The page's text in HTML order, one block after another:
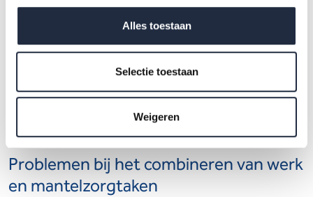
Alles toestaan
Selectie toestaan
Weigeren
gemiddeld ook meer tijd aan mantelzorg (8,2 uur per week)
dan werknemers die meer werken (7,5 uur per week).
Figuur 6. Aandeel mantelzorgers en gemiddeld aantal
verleende uren mantelzorg tussen medewerkers die meer
of minder dan 24 uur werken
Problemen bij het combineren van werk
en mantelzorgtaken